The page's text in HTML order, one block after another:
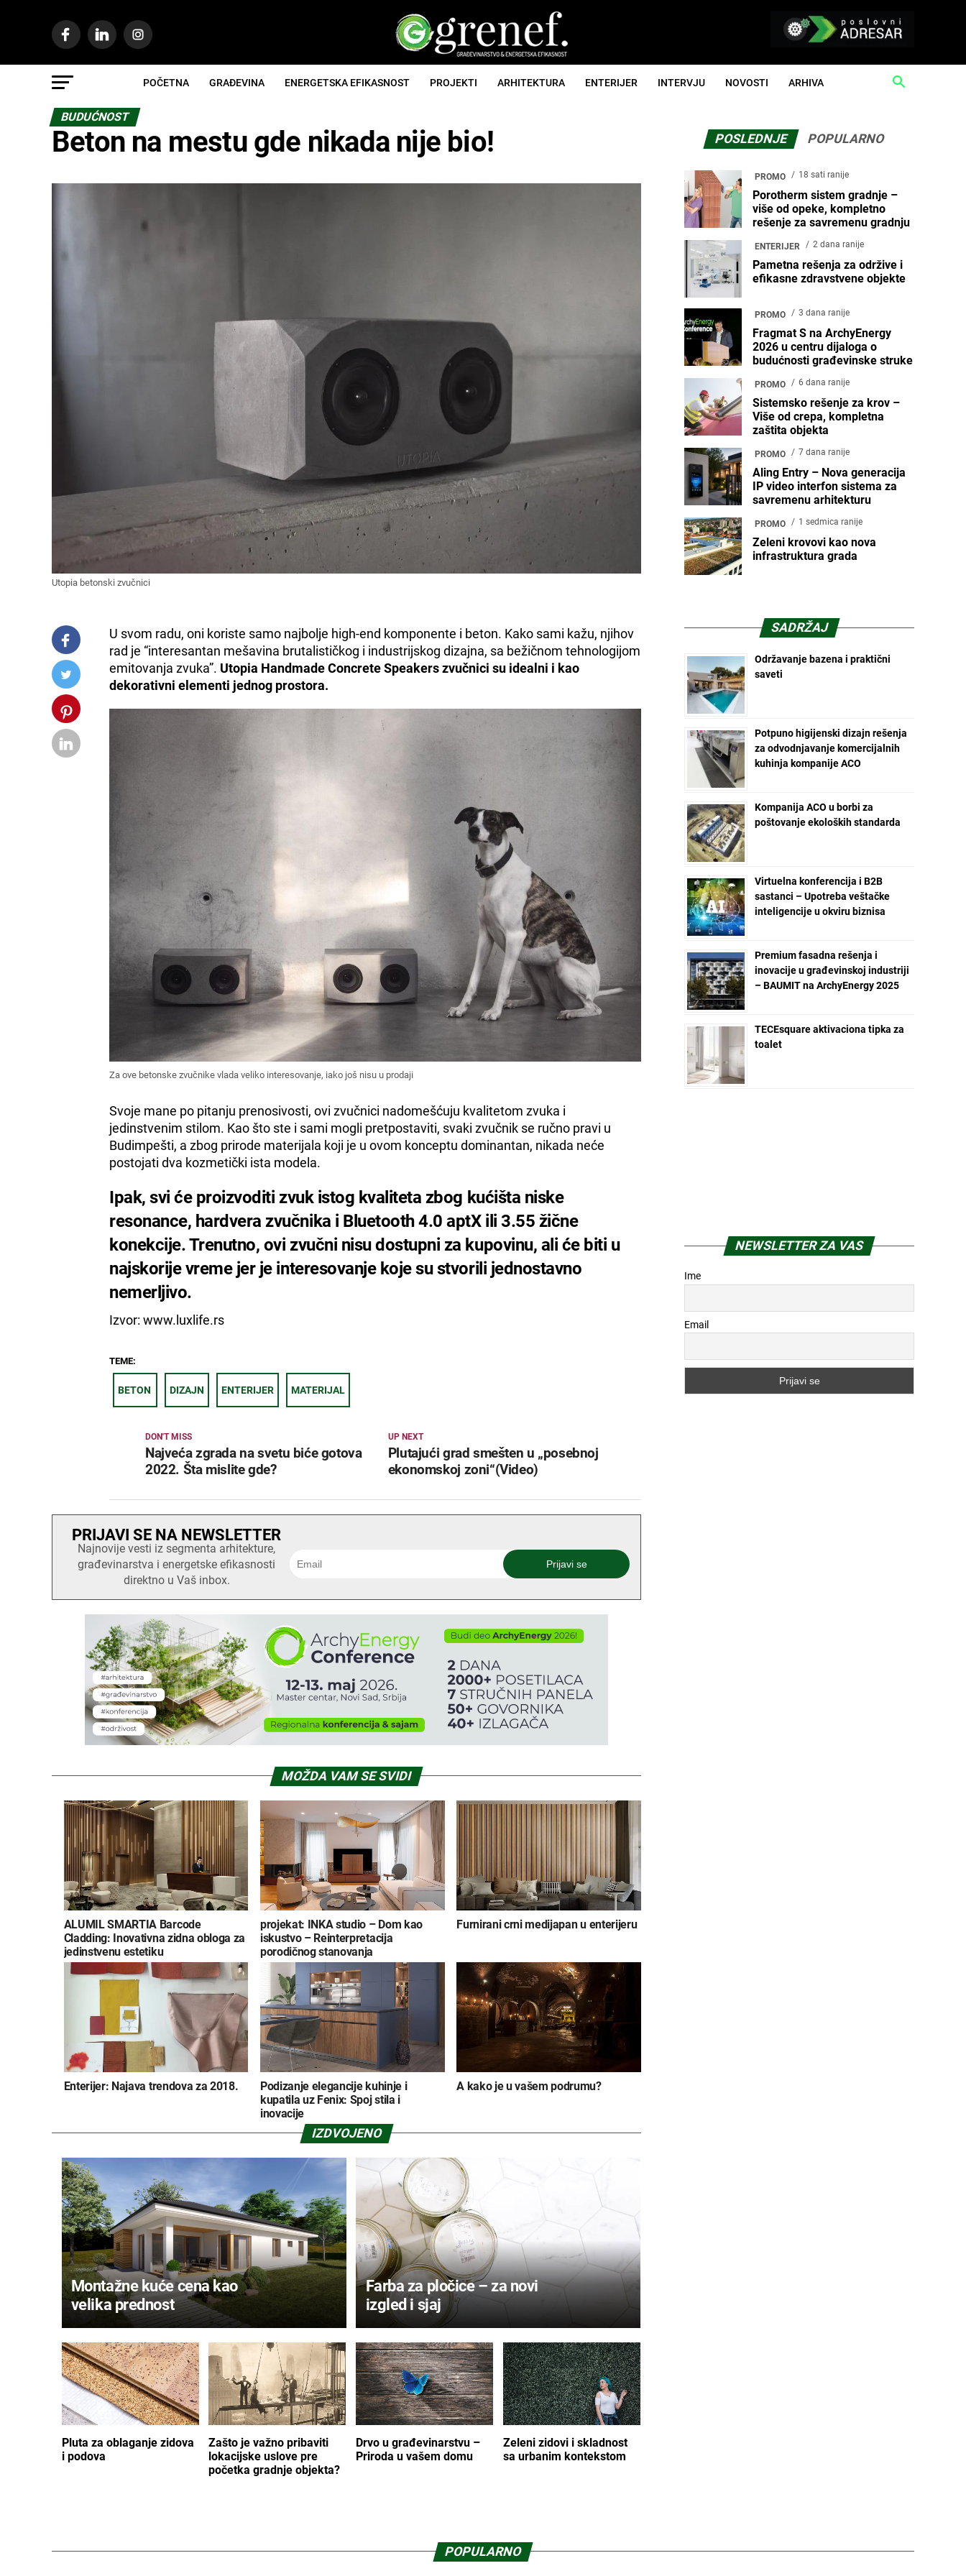
POČETNA GRAĐEVINA ENERGETSKA EFIKASNOST PROJEKTI ARHITEKTURA ENTERIJER INTERVJU NOVOSTI ARHIVA
BUDUĆNOST
Beton na mestu gde nikada nije bio!
Utopia betonski zvučnici
U svom radu, oni koriste samo najbolje high-end komponente i beton. Kako sami kažu, njihov
rad je “interesantan mešavina brutalističkog i industrijskog dizajna, sa bežičnom tehnologijom
emitovanja zvuka”. Utopia Handmade Concrete Speakers zvučnici su idealni i kao
dekorativni elementi jednog prostora.
Za ove betonske zvučnike vlada veliko interesovanje, iako još nisu u prodaji
Svoje mane po pitanju prenosivosti, ovi zvučnici nadomešćuju kvalitetom zvuka i
jedinstvenim stilom. Kao što ste i sami mogli pretpostaviti, svaki zvučnik se ručno pravi u
Budimpešti, a zbog prirode materijala koji je u ovom konceptu dominantan, nikada neće
postojati dva kozmetički ista modela.
Ipak, svi će proizvoditi zvuk istog kvaliteta zbog kućišta niske
resonance, hardvera zvučnika i Bluetooth 4.0 aptX ili 3.55 žične
konekcije. Trenutno, ovi zvučni nisu dostupni za kupovinu, ali će biti u
najskorije vreme jer je interesovanje koje su stvorili jednostavno
nemerljivo.
Izvor: www.luxlife.rs
TEME:
BETON DIZAJN ENTERIJER MATERIJAL
UP NEXT
Plutajući grad smešten u „posebnoj
ekonomskoj zoni“(Video)
DON'T MISS
Najveća zgrada na svetu biće gotova
2022. Šta mislite gde?
PRIJAVI SE NA NEWSLETTER
Najnovije vesti iz segmenta arhitekture,
građevinarstva i energetske efikasnosti
direktno u Vaš inbox.
MOŽDA VAM SE SVIDI
ALUMIL SMARTIA Barcode
Cladding: Inovativna zidna obloga za
jedinstvenu estetiku
projekat: INKA studio – Dom kao
iskustvo – Reinterpretacija
porodičnog stanovanja
Furnirani crni medijapan u enterijeru
Enterijer: Najava trendova za 2018.
Podizanje elegancije kuhinje i
kupatila uz Fenix: Spoj stila i
inovacije
A kako je u vašem podrumu?
IZDVOJENO
Montažne kuće cena kao
velika prednost
Farba za pločice – za novi
izgled i sjaj
Pluta za oblaganje zidova
i podova
Zašto je važno pribaviti
lokacijske uslove pre
početka gradnje objekta?
Drvo u građevinarstvu –
Priroda u vašem domu
Zeleni zidovi i skladnost
sa urbanim kontekstom
POSLEDNJE POPULARNO
PROMO 18 sati ranije
Porotherm sistem gradnje –
više od opeke, kompletno
rešenje za savremenu gradnju
ENTERIJER 2 dana ranije
Pametna rešenja za održive i
efikasne zdravstvene objekte
PROMO 3 dana ranije
Fragmat S na ArchyEnergy
2026 u centru dijaloga o
budućnosti građevinske struke
PROMO 6 dana ranije
Sistemsko rešenje za krov –
Više od crepa, kompletna
zaštita objekta
PROMO 7 dana ranije
Aling Entry – Nova generacija
IP video interfon sistema za
savremenu arhitekturu
PROMO 1 sedmica ranije
Zeleni krovovi kao nova
infrastruktura grada
SADRŽAJ
Održavanje bazena i praktični
saveti
Potpuno higijenski dizajn rešenja
za odvodnjavanje komercijalnih
kuhinja kompanije ACO
Kompanija ACO u borbi za
poštovanje ekoloških standarda
Virtuelna konferencija i B2B
sastanci – Upotreba veštačke
inteligencije u okviru biznisa
Premium fasadna rešenja i
inovacije u građevinskoj industriji
– BAUMIT na ArchyEnergy 2025
TECEsquare aktivaciona tipka za
toalet
NEWSLETTER ZA VAS
Ime
Email
POPULARNO